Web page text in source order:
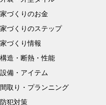
家づくりのお金
家づくりのステップ
家づくり情報
構造・断熱・性能
設備・アイテム
間取り・プランニング
防犯対策